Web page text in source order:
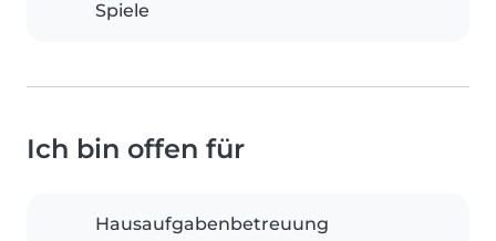
Spiele
Ich bin offen für
Hausaufgabenbetreuung